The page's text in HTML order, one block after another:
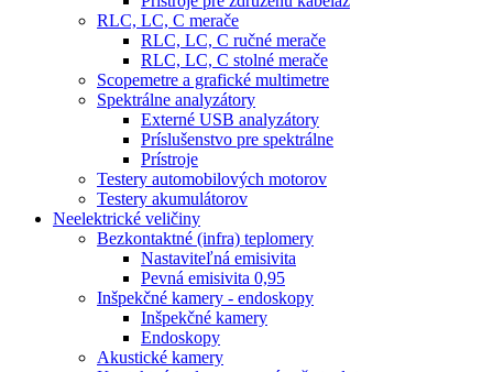
RLC, LC, C merače
RLC, LC, C ručné merače
RLC, LC, C stolné merače
Scopemetre a grafické multimetre
Spektrálne analyzátory
Externé USB analyzátory
Príslušenstvo pre spektrálne
Prístroje
Testery automobilových motorov
Testery akumulátorov
Neelektrické veličiny
Bezkontaktné (infra) teplomery
Nastaviteľná emisivita
Pevná emisivita 0,95
Inšpekčné kamery - endoskopy
Inšpekčné kamery
Endoskopy
Akustické kamery